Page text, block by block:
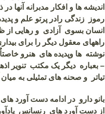
اندیشه ها و افکار مدبرانه
رموز زندگی رادر پرتو علم و
انسان بسوی آزادی و رهایی
راههای معقول دیگر را برای
نوشته ها وپدیده های هنرو
– بعباره دیگر یک مکتب تنویر
تیاتر و صحنه های تمثیلی به
بانو دارو در ادامه دست آورد
از دست آورد های رنسانس